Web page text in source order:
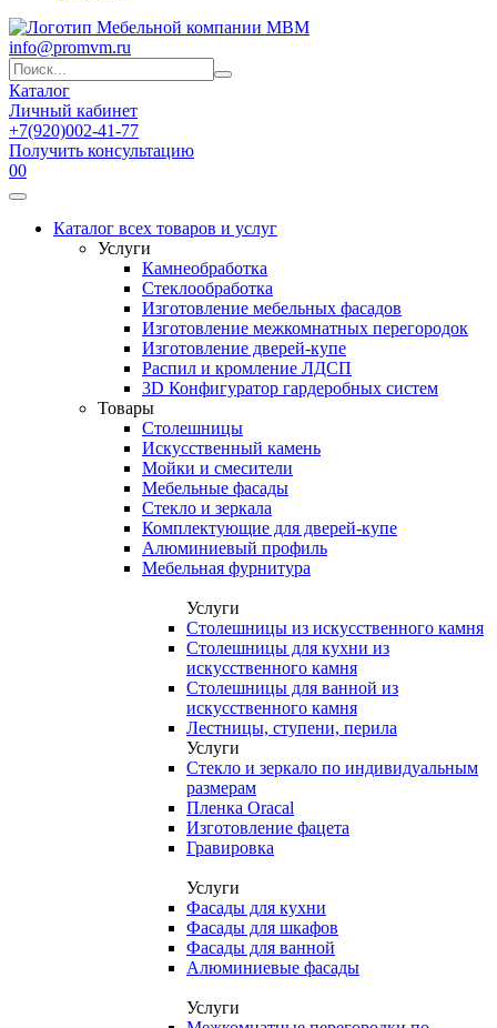
info@promvm.ru
Каталог
Личный кабинет
+7(920)002-41-77
Получить консультацию
00
Каталог всех товаров и услуг
Услуги
Камнеобработка
Стеклообработка
Изготовление мебельных фасадов
Изготовление межкомнатных перегородок
Изготовление дверей-купе
Распил и кромление ЛДСП
3D Конфигуратор гардеробных систем
Товары
Столешницы
Искусственный камень
Мойки и смесители
Мебельные фасады
Стекло и зеркала
Комплектующие для дверей-купе
Алюминиевый профиль
Мебельная фурнитура
Услуги
Столешницы из искусственного камня
Столешницы для кухни из
искусственного камня
Столешницы для ванной из
искусственного камня
Лестницы, ступени, перила
Услуги
Стекло и зеркало по индивидуальным
размерам
Пленка Oracal
Изготовление фацета
Гравировка
Услуги
Фасады для кухни
Фасады для шкафов
Фасады для ванной
Алюминиевые фасады
Услуги